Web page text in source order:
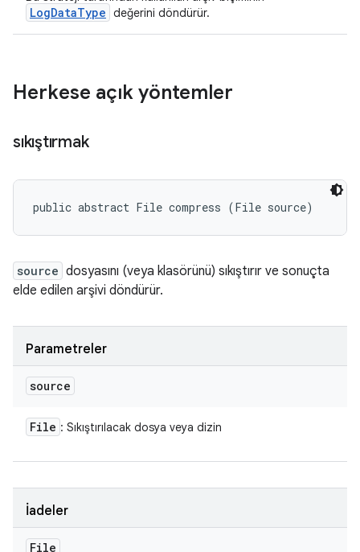
LogDataType değerini döndürür.
Herkese açık yöntemler
sıkıştırmak
public abstract File compress (File source)
source dosyasını (veya klasörünü) sıkıştırır ve sonuçta
elde edilen arşivi döndürür.
Parametreler
source
File : Sıkıştırılacak dosya veya dizin
İadeler
File